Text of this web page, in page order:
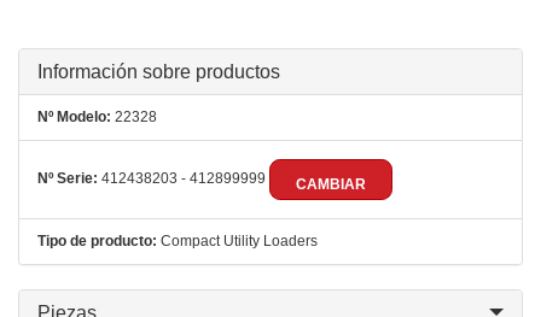
Información sobre productos
Nº Modelo: 22328
Nº Serie: 412438203 - 412899999 CAMBIAR
Tipo de producto: Compact Utility Loaders
Piezas